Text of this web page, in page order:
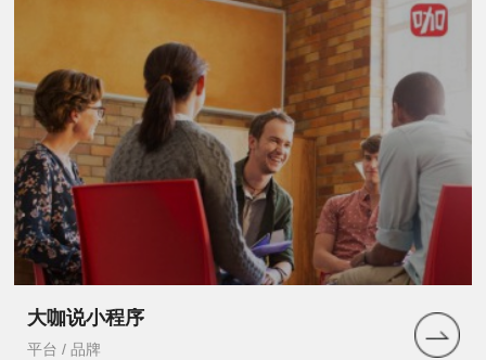
大咖说小程序
平台 / 品牌